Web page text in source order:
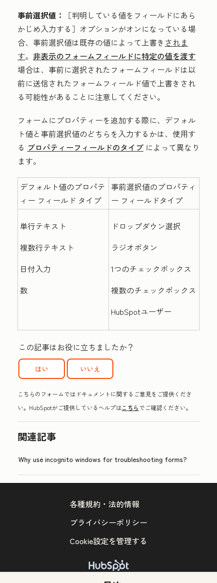
事前選択値：
［判明している値をフィールドにあら
かじめ入力する］オプションがオンになっている場
合、事前選択値は既存の値によって上書き されま
す。 非表示のフォームフィールドに特定の値を渡す
場合は、事前に選択されたフォームフィールドは以
前に送信されたフォームフィールド値で上書きされ
る可能性があることに注意してください。
フォームにプロパティーを追加する際に、デフォル
ト値と事前選択値のどちらを入力するかは、使用す
る プロパティーフィールドのタイプ によって異なり
ます。
デフォルト値のプロパテ
ィー フィールド タイプ
事前選択値のプロパティ
ー フィールドタイプ
単行テキスト
複数行テキスト
日付入力
数
ドロップダウン選択
ラジオボタン
1つのチェックボックス
複数のチェックボックス
HubSpotユーザー
この記事はお役に立ちましたか？
はい いいえ
こちらのフォームではドキュメントに関するご意見をご提供くださ
い。HubSpotがご提供しているヘルプはこちらでご確認ください。
関連記事
Why use incognito windows for troubleshooting forms?
各種規約・法的情報
プライバシーポリシー
Cookie設定を管理する